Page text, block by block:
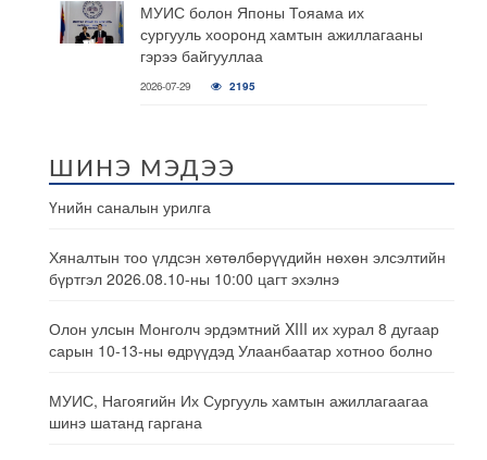
МУИС болон Японы Тояама их
сургууль хооронд хамтын ажиллагааны
гэрээ байгууллаа
2026-07-29 2195
ШИНЭ МЭДЭЭ
Үнийн саналын урилга
Хяналтын тоо үлдсэн хөтөлбөрүүдийн нөхөн элсэлтийн
бүртгэл 2026.08.10-ны 10:00 цагт эхэлнэ
Олон улсын Монголч эрдэмтний XIII их хурал 8 дугаар
сарын 10-13-ны өдрүүдэд Улаанбаатар хотноо болно
МУИС, Нагоягийн Их Сургууль хамтын ажиллагаагаа
шинэ шатанд гаргана